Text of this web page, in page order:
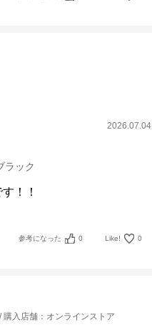
2026.07.04
ラック
！！
参考になった 0 Like! 0
購入店舗 ： オンラインストア